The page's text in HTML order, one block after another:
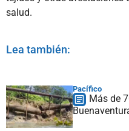
salud.
Lea también:
Pacífico
Más de